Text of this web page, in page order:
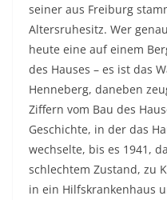
seiner aus Freiburg
Altersruhesitz. Wer
heute eine auf einem
des Hauses – es ist das
Henneberg, daneben
Ziffern vom Bau des
Geschichte, in der das
wechselte, bis es 1941,
schlechtem Zustand, zu
in ein Hilfskrankenhaus